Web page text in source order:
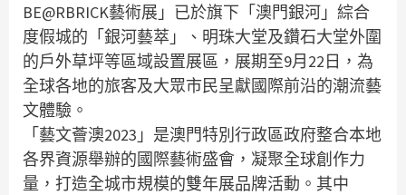
BE@RBRICK藝術展」已於旗下「澳門銀河」綜合
度假城的「銀河藝萃」、明珠大堂及鑽石大堂外圍
的戶外草坪等區域設置展區，展期至9月22日，為
全球各地的旅客及大眾市民呈獻國際前沿的潮流藝
文體驗。
「藝文薈澳2023」是澳門特別行政區政府整合本地
各界資源舉辦的國際藝術盛會，凝聚全球創作力
量，打造全城市規模的雙年展品牌活動。其中